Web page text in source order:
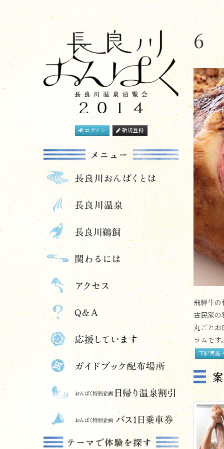
ログイン 新規登録
6
飛騨牛の
古民家の
丸ごとお
ラムです
下記実施